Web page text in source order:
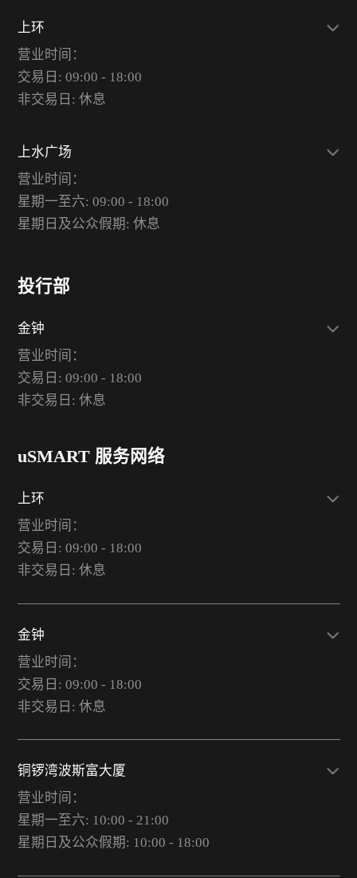
上环
营业时间：
交易日: 09:00 - 18:00
非交易日: 休息
上水广场
营业时间：
星期一至六: 09:00 - 18:00
星期日及公众假期: 休息
投行部
金钟
营业时间：
交易日: 09:00 - 18:00
非交易日: 休息
uSMART 服务网络
上环
营业时间：
交易日: 09:00 - 18:00
非交易日: 休息
金钟
营业时间：
交易日: 09:00 - 18:00
非交易日: 休息
铜锣湾波斯富大厦
营业时间：
星期一至六: 10:00 - 21:00
星期日及公众假期: 10:00 - 18:00